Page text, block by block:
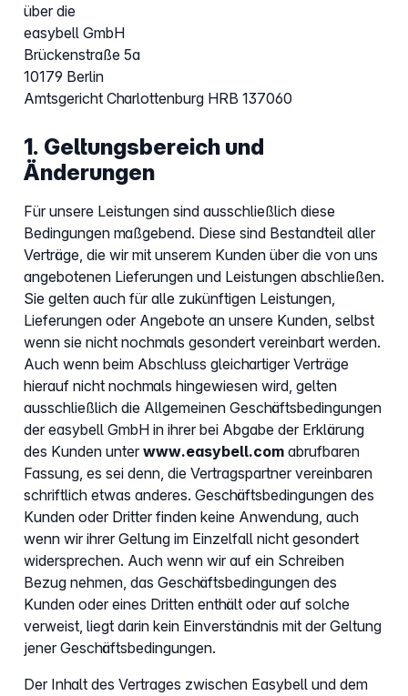
über die
easybell GmbH
Brückenstraße 5a
10179 Berlin
Amtsgericht Charlottenburg HRB 137060
1. Geltungsbereich und
Änderungen
Für unsere Leistungen sind ausschließlich diese
Bedingungen maßgebend. Diese sind Bestandteil aller
Verträge, die wir mit unserem Kunden über die von uns
angebotenen Lieferungen und Leistungen abschließen.
Sie gelten auch für alle zukünftigen Leistungen,
Lieferungen oder Angebote an unsere Kunden, selbst
wenn sie nicht nochmals gesondert vereinbart werden.
Auch wenn beim Abschluss gleichartiger Verträge
hierauf nicht nochmals hingewiesen wird, gelten
ausschließlich die Allgemeinen Geschäftsbedingungen
der easybell GmbH in ihrer bei Abgabe der Erklärung
des Kunden unter www.easybell.com abrufbaren
Fassung, es sei denn, die Vertragspartner vereinbaren
schriftlich etwas anderes. Geschäftsbedingungen des
Kunden oder Dritter finden keine Anwendung, auch
wenn wir ihrer Geltung im Einzelfall nicht gesondert
widersprechen. Auch wenn wir auf ein Schreiben
Bezug nehmen, das Geschäftsbedingungen des
Kunden oder eines Dritten enthält oder auf solche
verweist, liegt darin kein Einverständnis mit der Geltung
jener Geschäftsbedingungen.
Der Inhalt des Vertrages zwischen Easybell und dem